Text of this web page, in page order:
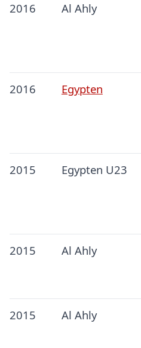
2016 Al Ahly
2016 Egypten
2015 Egypten U23
2015 Al Ahly
2015 Al Ahly